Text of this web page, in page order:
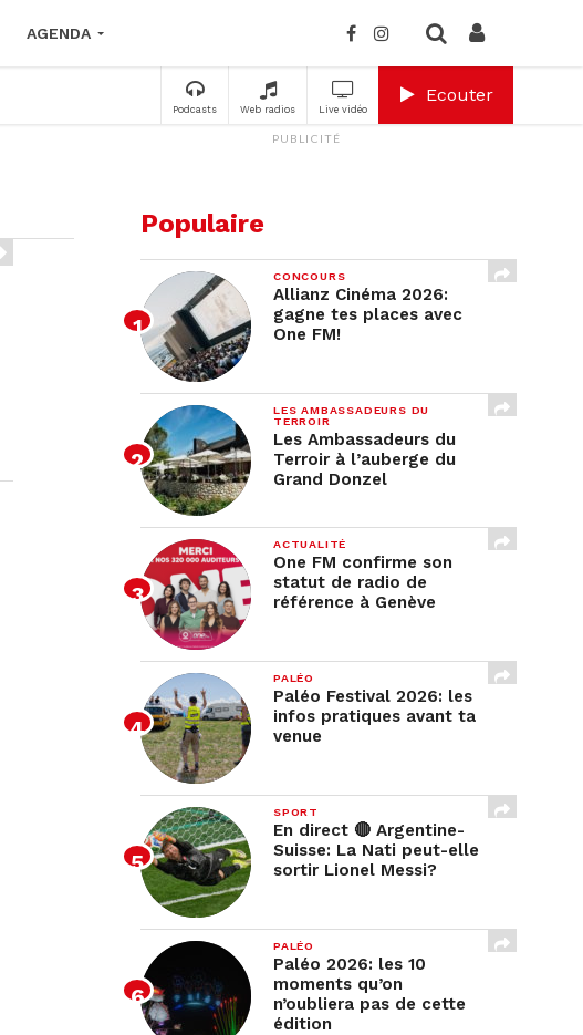
AGENDA
Podcasts Web radios Live vidéo
Ecouter
PUBLICITÉ
Populaire
CONCOURS
Allianz Cinéma 2026:
gagne tes places avec
One FM!
LES AMBASSADEURS DU
TERROIR
Les Ambassadeurs du
Terroir à l’auberge du
Grand Donzel
ACTUALITÉ
One FM confirme son
statut de radio de
référence à Genève
PALÉO
Paléo Festival 2026: les
infos pratiques avant ta
venue
SPORT
En direct 🔴 Argentine-
Suisse: La Nati peut-elle
sortir Lionel Messi?
PALÉO
Paléo 2026: les 10
moments qu’on
n’oubliera pas de cette
édition